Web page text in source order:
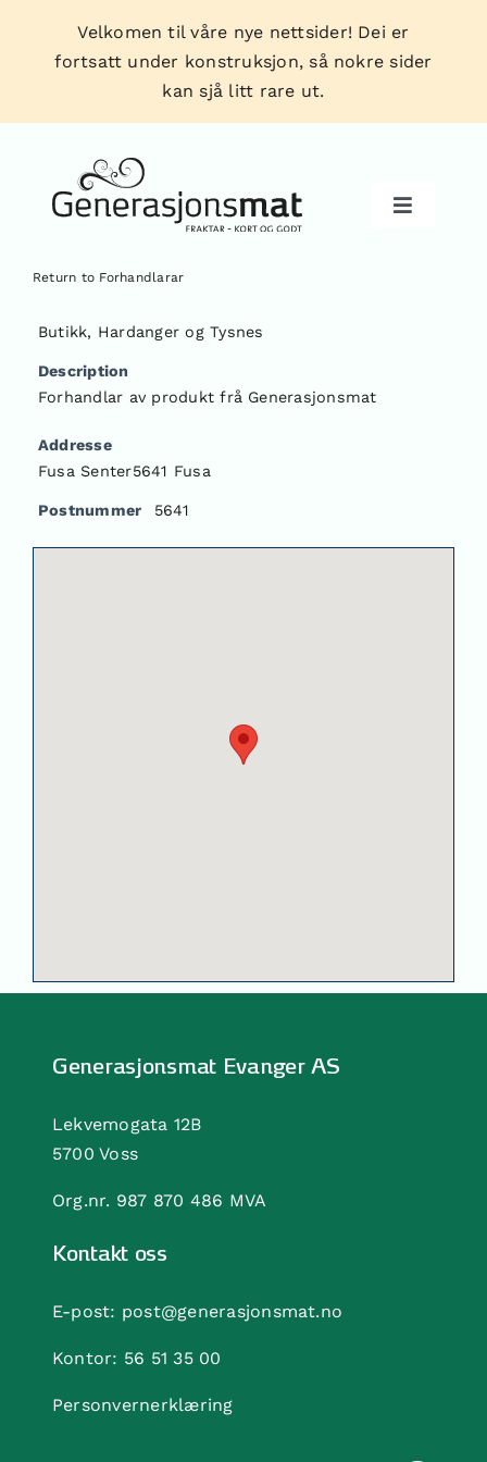
content
Velkomen til våre nye nettsider! Dei er
fortsatt under konstruksjon, så nokre sider
kan sjå litt rare ut.
Toggle
Forhandlarar
Tips & triks
Om oss
Return to Forhandlarar
Butikk, Hardanger og Tysnes
Description
Forhandlar av produkt frå Generasjonsmat
Addresse
Fusa Senter5641 Fusa
Postnummer 5641
Generasjonsmat Evanger AS
Lekvemogata 12B
5700 Voss
Org.nr. 987 870 486 MVA
Kontakt oss
E-post: post@generasjonsmat.no
Kontor: 56 51 35 00
Personvernerklæring